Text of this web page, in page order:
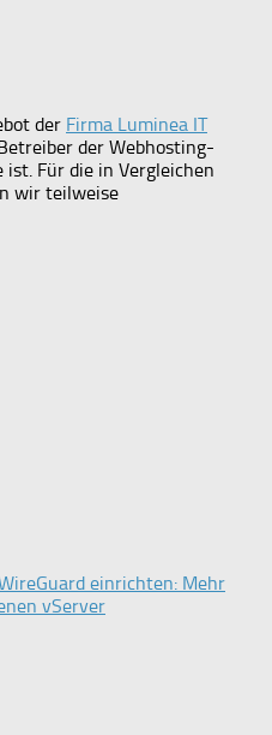
der Firma Luminea IT
der Webhosting-
ist. Für die in Vergleichen
wir teilweise
einrichten: Mehr
vServer